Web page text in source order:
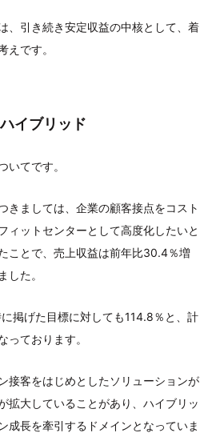
、引き続き安定収益の中核として、着
えです。
イブリッド
いてです。
きましては、企業の顧客接点をコスト
ィットセンターとして高度化したいと
ことで、売上収益は前年比30.4％増
した。
掲げた目標に対しても114.8％と、計
っております。
接客をはじめとしたソリューションが
拡大していることがあり、ハイブリッ
成長を牽引するドメインとなっていま